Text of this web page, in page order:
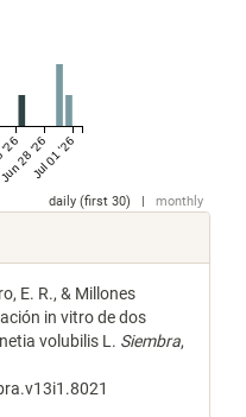
28 '26
Jul 01 '26
daily (first 30) monthly
E. R., & Millones
in vitro de dos
volubilis L. Siembra,